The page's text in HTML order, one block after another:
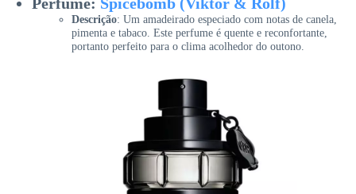
Descrição: Um amadeirado especiado com notas de canela,
pimenta e tabaco. Este perfume é quente e reconfortante,
portanto perfeito para o clima acolhedor do outono.